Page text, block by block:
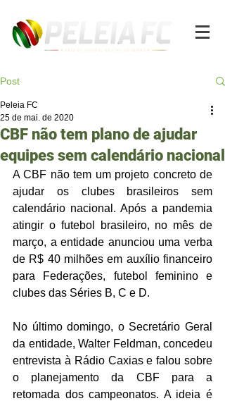
Post
CBF não tem plano de ajudar
equipes sem calendário nacional
Peleia FC
25 de mai. de 2020
A CBF não tem um projeto concreto de
ajudar os clubes brasileiros sem
calendário nacional. Após a pandemia
atingir o futebol brasileiro, no mês de
março, a entidade anunciou uma verba
de R$ 40 milhões em auxílio financeiro
para Federações, futebol feminino e
clubes das Séries B, C e D.
No último domingo, o Secretário Geral
da entidade, Walter Feldman, concedeu
entrevista à Rádio Caxias e falou sobre
o planejamento da CBF para a
retomada dos campeonatos. A ideia é